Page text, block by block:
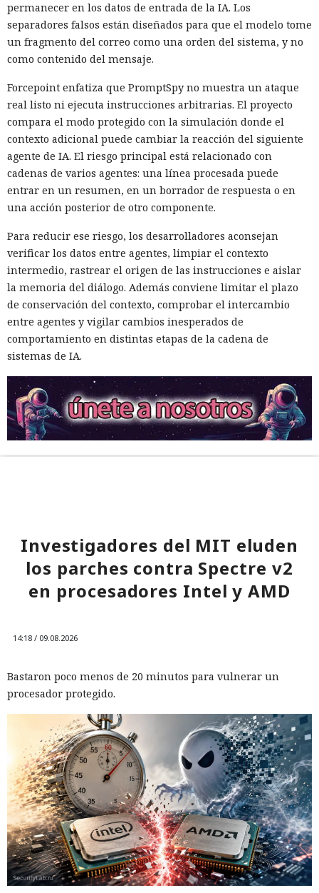
permanecer en los datos de entrada de la IA. Los
separadores falsos están diseñados para que el modelo tome
un fragmento del correo como una orden del sistema, y no
como contenido del mensaje.
Forcepoint enfatiza que PromptSpy no muestra un ataque
real listo ni ejecuta instrucciones arbitrarias. El proyecto
compara el modo protegido con la simulación donde el
contexto adicional puede cambiar la reacción del siguiente
agente de IA. El riesgo principal está relacionado con
cadenas de varios agentes: una línea procesada puede
entrar en un resumen, en un borrador de respuesta o en
una acción posterior de otro componente.
Para reducir ese riesgo, los desarrolladores aconsejan
verificar los datos entre agentes, limpiar el contexto
intermedio, rastrear el origen de las instrucciones e aislar
la memoria del diálogo. Además conviene limitar el plazo
de conservación del contexto, comprobar el intercambio
entre agentes y vigilar cambios inesperados de
comportamiento en distintas etapas de la cadena de
sistemas de IA.
Investigadores del MIT eluden
los parches contra Spectre v2
en procesadores Intel y AMD
14:18 / 09.08.2026
Bastaron poco menos de 20 minutos para vulnerar un
procesador protegido.